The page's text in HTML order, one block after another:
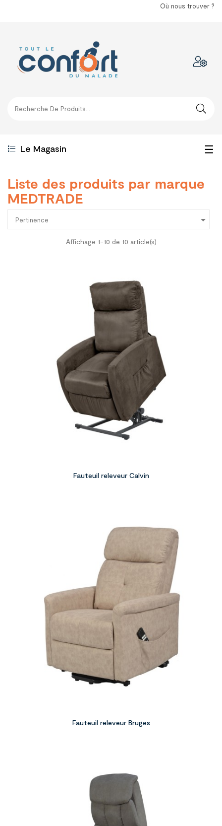
Où nous trouver ?
Le Magasin ☰
Liste des produits par marque
MEDTRADE
Pertinence 
Affichage 1-10 de 10 article(s)
Fauteuil releveur Calvin
Fauteuil releveur Bruges